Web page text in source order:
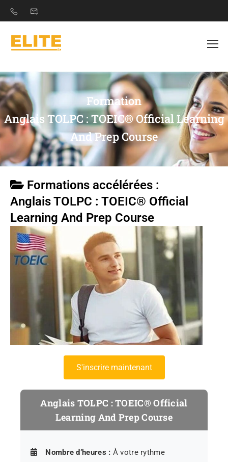
Formation
Anglais TOLPC : TOEIC® Official Learning
And Prep Course
Formations accélérées :
Anglais TOLPC : TOEIC® Official
Learning And Prep Course
s'inscrire maintenant
Anglais TOLPC : TOEIC® Official
Learning And Prep Course
Nombre d’heures : À votre rythme